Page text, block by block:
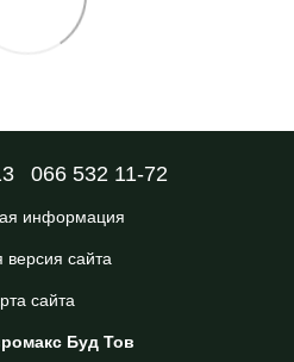
066 532 11-72
информация
версия сайта
сайта
Буд Тов